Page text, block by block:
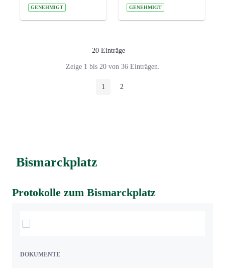
GENEHMIGT GENEHMIGT
20 Einträge
Pro Seite
Zeige 1 bis 20 von 36 Einträgen.
Seite
1 Seite
2
Bismarckplatz
Protokolle zum Bismarckplatz
DOKUMENTE